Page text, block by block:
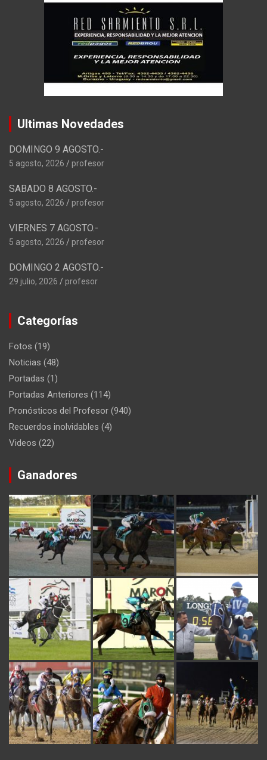
Ultimas Novedades
DOMINGO 9 AGOSTO.-
5 agosto, 2026 profesor
SABADO 8 AGOSTO.-
5 agosto, 2026 profesor
VIERNES 7 AGOSTO.-
5 agosto, 2026 profesor
DOMINGO 2 AGOSTO.-
29 julio, 2026 profesor
Categorías
Fotos (19)
Noticias (48)
Portadas (1)
Portadas Anteriores (114)
Pronósticos del Profesor (940)
Recuerdos inolvidables (4)
Videos (22)
Ganadores